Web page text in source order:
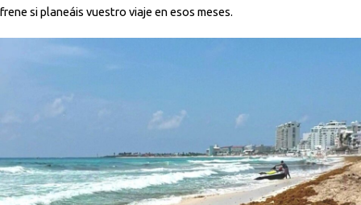
frene si planeáis vuestro viaje en esos meses.